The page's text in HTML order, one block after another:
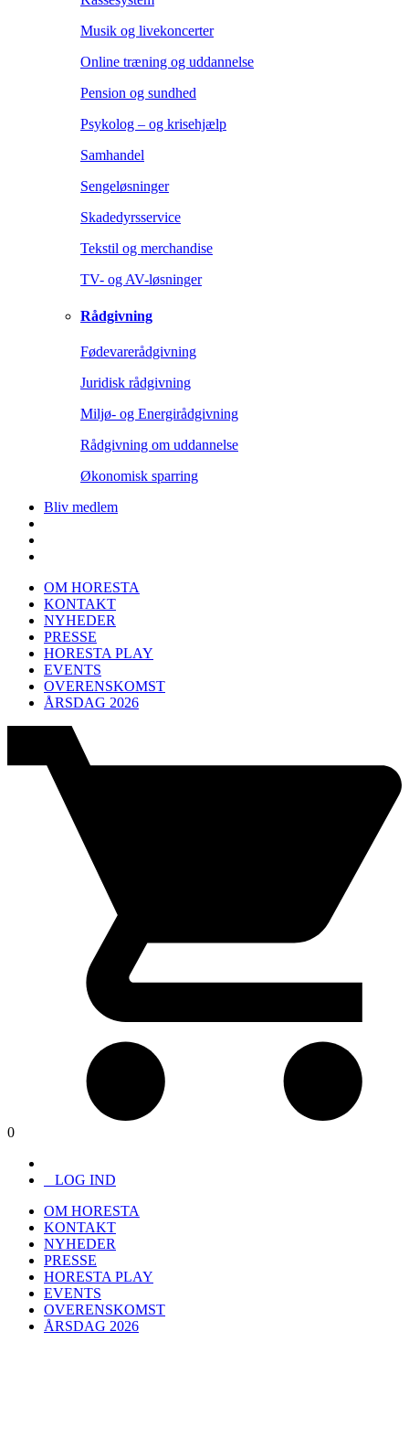
Musik og livekoncerter
Online træning og uddannelse
Pension og sundhed
Psykolog – og krisehjælp
Samhandel
Sengeløsninger
Skadedyrsservice
Tekstil og merchandise
TV- og AV-løsninger
Rådgivning
Fødevarerådgivning
Juridisk rådgivning
Miljø- og Energirådgivning
Rådgivning om uddannelse
Økonomisk sparring
Bliv medlem
OM HORESTA
KONTAKT
NYHEDER
PRESSE
HORESTA PLAY
EVENTS
OVERENSKOMST
ÅRSDAG 2026
0
LOG IND
OM HORESTA
KONTAKT
NYHEDER
PRESSE
HORESTA PLAY
EVENTS
OVERENSKOMST
ÅRSDAG 2026